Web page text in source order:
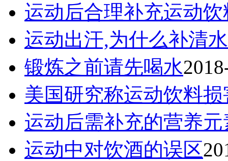
运动后合理补充运动饮
运动出汗,为什么补清水
锻炼之前请先喝水
美国研究称运动饮料损
运动后需补充的营养元
运动中对饮酒的误区